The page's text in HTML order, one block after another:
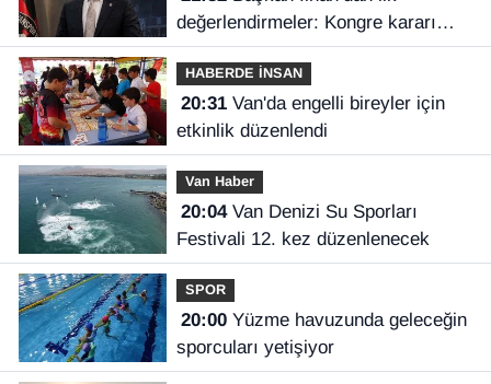
değerlendirmeler: Kongre kararı
Vanspor’u uçuruma sürükleyebilirdi!
HABERDE İNSAN
20:31Van'da engelli bireyler için
etkinlik düzenlendi
Van Haber
20:04Van Denizi Su Sporları
Festivali 12. kez düzenlenecek
SPOR
20:00Yüzme havuzunda geleceğin
sporcuları yetişiyor